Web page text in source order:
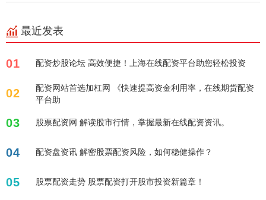
最近发表
01 配资炒股论坛 高效便捷！上海在线配资平台助您轻松投资
02
配资网站首选加杠网 《快速提高资金利用率，在线期货配资
平台助
03 股票配资网 解读股市行情，掌握最新在线配资资讯。
04 配资盘资讯 解密股票配资风险，如何稳健操作？
05 股票配资走势 股票配资打开股市投资新篇章！